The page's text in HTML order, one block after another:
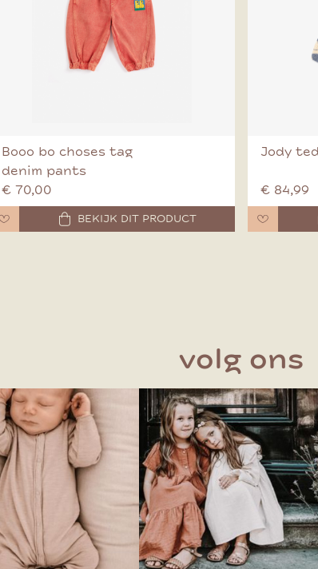
Booo bo choses tag
denim pants
€ 70,00
BEKIJK DIT PRODUCT
Jody
€ 84,99
volg ons